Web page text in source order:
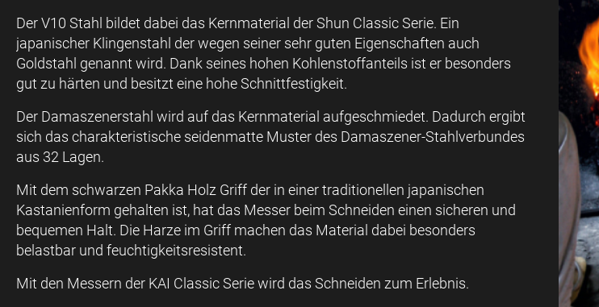
Der V10 Stahl bildet dabei das Kernmaterial der Shun Classic Serie. Ein
japanischer Klingenstahl der wegen seiner sehr guten Eigenschaften auch
Goldstahl genannt wird. Dank seines hohen Kohlenstoffanteils ist er besonders
gut zu härten und besitzt eine hohe Schnittfestigkeit.
Der Damaszenerstahl wird auf das Kernmaterial aufgeschmiedet. Dadurch ergibt
sich das charakteristische seidenmatte Muster des Damaszener-Stahlverbundes
aus 32 Lagen.
Mit dem schwarzen Pakka Holz Griff der in einer traditionellen japanischen
Kastanienform gehalten ist, hat das Messer beim Schneiden einen sicheren und
bequemen Halt. Die Harze im Griff machen das Material dabei besonders
belastbar und feuchtigkeitsresistent.
Mit den Messern der KAI Classic Serie wird das Schneiden zum Erlebnis.